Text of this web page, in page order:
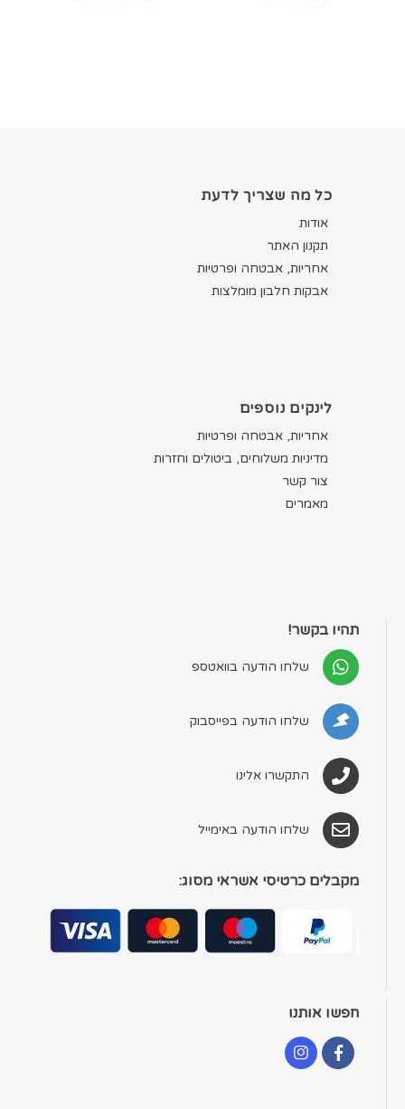
כל מה שצריך לדעת
אודות
תקנון האתר
אחריות, אבטחה ופרטיות
אבקות חלבון מומלצות
לינקים נוספים
אחריות, אבטחה ופרטיות
מדיניות משלוחים, ביטולים וחזרות
צור קשר
מאמרים
תהיו בקשר!
שלחו הודעה בוואטספ
שלחו הודעה בפייסבוק
התקשרו אלינו
שלחו הודעה באימייל
מקבלים כרטיסי אשראי מסוג:
חפשו אותנו